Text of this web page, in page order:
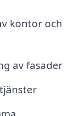
kontor och
av fasader